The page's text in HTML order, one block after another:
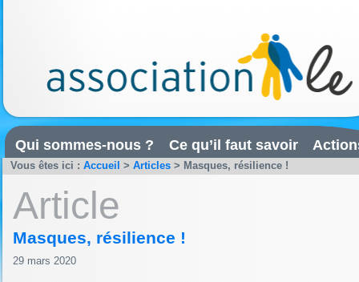
Qui sommes-nous ? Ce qu’il faut savoir
Vous êtes ici : Accueil > Articles > Masques, résilience !
Article
Masques, résilience !
29 mars 2020